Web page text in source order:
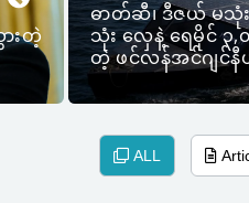
းတဲ့
ဓာတ်ဆီ၊ ဒီဇယ် မ
သုံး လှေနဲ့ ရေမိုင် ၃,
တဲ့ ဖင်လန်အင်ဂျင်နီ
ALL